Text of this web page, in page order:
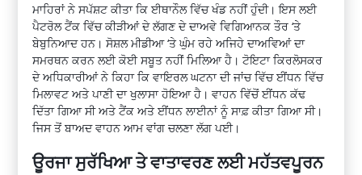
ਮਾਹਿਰਾਂ ਨੇ ਸਪੱਸ਼ਟ ਕੀਤਾ ਕਿ ਈਥਾਨੌਲ ਵਿੱਚ ਖੰਡ ਨਹੀਂ ਹੁੰਦੀ। ਇਸ ਲਈ
ਪੈਟਰੋਲ ਟੈਂਕ ਵਿੱਚ ਕੀੜੀਆਂ ਦੇ ਲੱਗਣ ਦੇ ਦਾਅਵੇ ਵਿਗਿਆਨਕ ਤੌਰ ‘ਤੇ
ਬੇਬੁਨਿਆਦ ਹਨ। ਸੋਸ਼ਲ ਮੀਡੀਆ ‘ਤੇ ਘੁੰਮ ਰਹੇ ਅਜਿਹੇ ਦਾਅਵਿਆਂ ਦਾ
ਸਮਰਥਨ ਕਰਨ ਲਈ ਕੋਈ ਸਬੂਤ ਨਹੀਂ ਮਿਲਿਆ ਹੈ। ਟੋਇਟਾ ਕਿਰਲੋਸਕਰ
ਦੇ ਅਧਿਕਾਰੀਆਂ ਨੇ ਕਿਹਾ ਕਿ ਵਾਇਰਲ ਘਟਨਾ ਦੀ ਜਾਂਚ ਵਿੱਚ ਈਂਧਨ ਵਿੱਚ
ਮਿਲਾਵਟ ਅਤੇ ਪਾਣੀ ਦਾ ਖੁਲਾਸਾ ਹੋਇਆ ਹੈ। ਵਾਹਨ ਵਿੱਚੋਂ ਈਂਧਨ ਕੱਢ
ਦਿੱਤਾ ਗਿਆ ਸੀ ਅਤੇ ਟੈਂਕ ਅਤੇ ਈਂਧਨ ਲਾਈਨਾਂ ਨੂੰ ਸਾਫ਼ ਕੀਤਾ ਗਿਆ ਸੀ।
ਜਿਸ ਤੋਂ ਬਾਅਦ ਵਾਹਨ ਆਮ ਵਾਂਗ ਚਲਣਾ ਲੱਗ ਪਈ।
ਊਰਜਾ ਸੁਰੱਖਿਆ ਤੇ ਵਾਤਾਵਰਣ ਲਈ ਮਹੱਤਵਪੂਰਨ